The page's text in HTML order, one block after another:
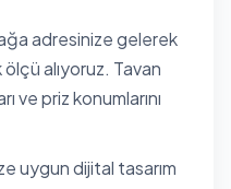
adresinize gelerek
alıyoruz. Tavan
ve priz konumlarını
uygun dijital tasarım